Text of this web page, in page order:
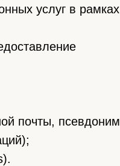
услуг в рамках
почты, псевдоним